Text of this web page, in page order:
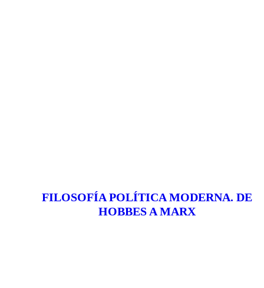
FILOSOFÍA POLÍTICA MODERNA. DE
HOBBES A MARX